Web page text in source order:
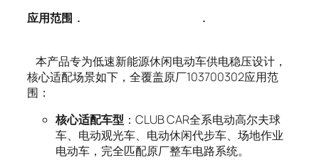
应用范围 . .
本产品专为低速新能源休闲电动车供电稳压设计，
核心适配场景如下，全覆盖原厂103700302应用范
围：
核心适配车型 ：CLUB CAR全系电动高尔夫球
车、电动观光车、电动休闲代步车、场地作业
电动车，完全匹配原厂整车电路系统。